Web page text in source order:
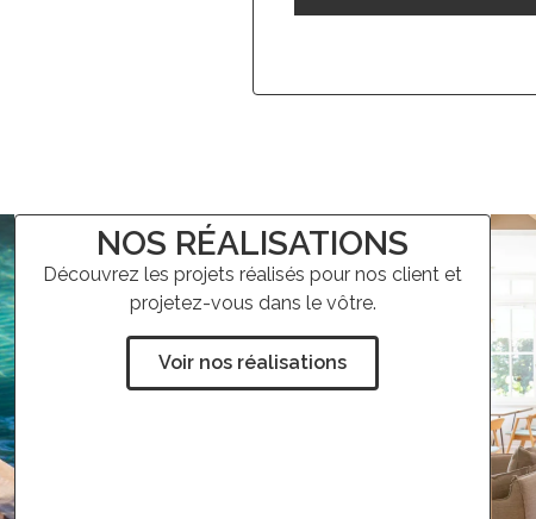
NOS RÉALISATIONS
Découvrez les projets réalisés pour nos client et
projetez-vous dans le vôtre.
Voir nos réalisations